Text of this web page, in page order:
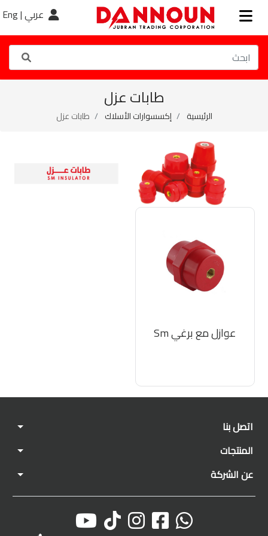
عربي |Eng
طابات عزل
الرئيسية إكسسوارات الأسلاك طابات عزل
عوازل مع برغي Sm
اتصل بنا
المنتجات
عن الشركة